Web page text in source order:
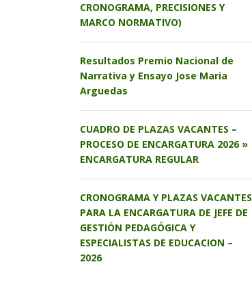
CRONOGRAMA, PRECISIONES Y
MARCO NORMATIVO)
Resultados Premio Nacional de
Narrativa y Ensayo Jose Maria
Arguedas
CUADRO DE PLAZAS VACANTES –
PROCESO DE ENCARGATURA 2026 »
ENCARGATURA REGULAR
CRONOGRAMA Y PLAZAS VACANTES
PARA LA ENCARGATURA DE JEFE DE
GESTIÓN PEDAGÓGICA Y
ESPECIALISTAS DE EDUCACION –
2026